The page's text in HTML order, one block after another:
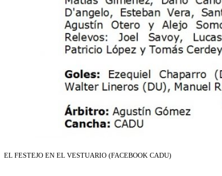
EL FESTEJO EN EL VESTUARIO (FACEBOOK CADU)